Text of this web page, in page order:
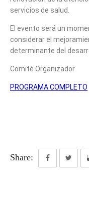
servicios de salud.
El evento será un
considerar el
determinante del
Comité Organizador
PROGRAMA COMPLETO
Share: